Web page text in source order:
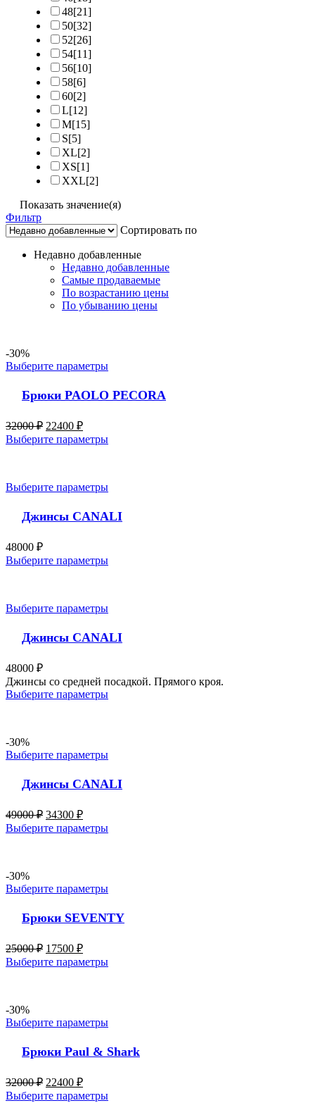
48[21]
50[32]
52[26]
54[11]
56[10]
58[6]
60[2]
L[12]
M[15]
S[5]
XL[2]
XS[1]
XXL[2]
Показать значение(я)
Фильтр
Сортировать по
Недавно добавленные
Недавно добавленные
Самые продаваемые
По возрастанию цены
По убыванию цены
-30%
Выберите параметры
Брюки PAOLO PECORA
32000₽ 22400 ₽
Выберите параметры
Выберите параметры
Джинсы CANALI
48000 ₽
Выберите параметры
Выберите параметры
Джинсы CANALI
48000 ₽
Джинсы со средней посадкой. Прямого кроя.
Выберите параметры
-30%
Выберите параметры
Джинсы CANALI
49000₽ 34300 ₽
Выберите параметры
-30%
Выберите параметры
Брюки SEVENTY
25000₽ 17500 ₽
Выберите параметры
-30%
Выберите параметры
Брюки Paul & Shark
32000₽ 22400 ₽
Выберите параметры